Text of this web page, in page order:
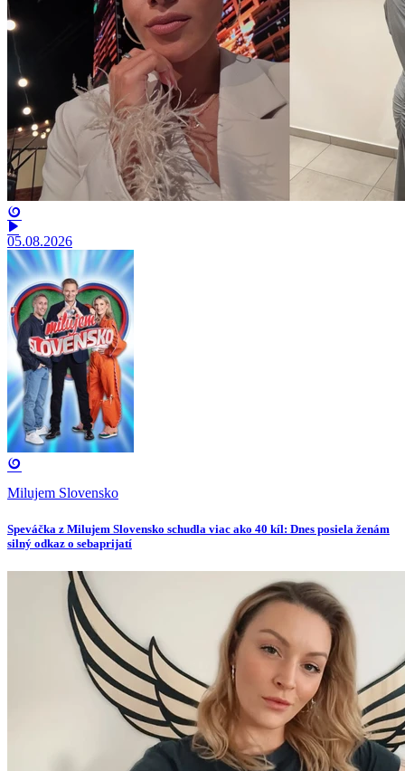
05.08.2026
Milujem Slovensko
Speváčka z Milujem Slovensko schudla viac ako 40 kíl: Dnes posiela ženám
silný odkaz o sebaprijatí